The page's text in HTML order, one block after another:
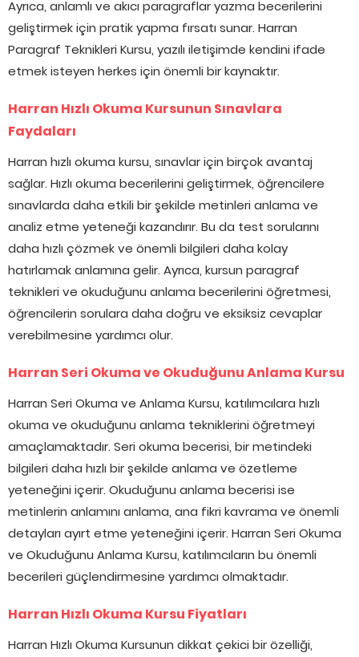
Ayrıca, anlamlı ve akıcı paragraflar yazma becerilerini
geliştirmek için pratik yapma fırsatı sunar. Harran
Paragraf Teknikleri Kursu, yazılı iletişimde kendini ifade
etmek isteyen herkes için önemli bir kaynaktır.
Harran Hızlı Okuma Kursunun Sınavlara
Faydaları
Harran hızlı okuma kursu, sınavlar için birçok avantaj
sağlar. Hızlı okuma becerilerini geliştirmek, öğrencilere
sınavlarda daha etkili bir şekilde metinleri anlama ve
analiz etme yeteneği kazandırır. Bu da test sorularını
daha hızlı çözmek ve önemli bilgileri daha kolay
hatırlamak anlamına gelir. Ayrıca, kursun paragraf
teknikleri ve okuduğunu anlama becerilerini öğretmesi,
öğrencilerin sorulara daha doğru ve eksiksiz cevaplar
verebilmesine yardımcı olur.
Harran Seri Okuma ve Okuduğunu Anlama Kursu
Harran Seri Okuma ve Anlama Kursu, katılımcılara hızlı
okuma ve okuduğunu anlama tekniklerini öğretmeyi
amaçlamaktadır. Seri okuma becerisi, bir metindeki
bilgileri daha hızlı bir şekilde anlama ve özetleme
yeteneğini içerir. Okuduğunu anlama becerisi ise
metinlerin anlamını anlama, ana fikri kavrama ve önemli
detayları ayırt etme yeteneğini içerir. Harran Seri Okuma
ve Okuduğunu Anlama Kursu, katılımcıların bu önemli
becerileri güçlendirmesine yardımcı olmaktadır.
Harran Hızlı Okuma Kursu Fiyatları
Harran Hızlı Okuma Kursunun dikkat çekici bir özelliği,